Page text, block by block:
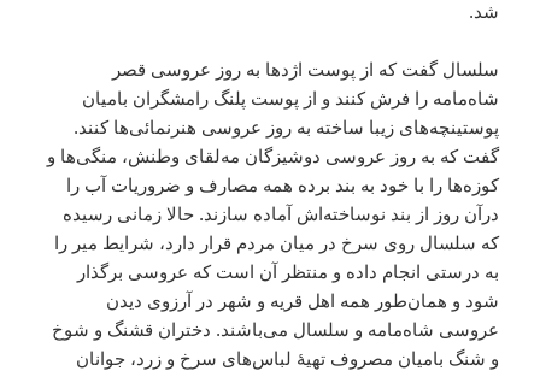
شد.
سلسال گفت که از پوست اژدها به روز عروسی قصر
شاه‌مامه را فرش کنند و از پوست پلنگ رامشگران بامیان
پوستینچه‌های زیبا ساخته به روز عروسی هنرنمائی‌ها کنند.
گفت که به روز عروسی دوشیزگان مه‌لقای وطنش، منگی‌ها و
کوزه‌ها را با خود به بند برده همه مصارف و ضروریات آب را
درآن روز از بند نوساخته‌اش آماده سازند. حالا زمانی رسیده
که سلسال روی سرخ در میان مردم قرار دارد، شرایط میر را
به درستی انجام داده و منتظر آن است که عروسی برگذار
شود و همان‌طور همه اهل قریه و شهر در آرزوی دیدن
عروسی شاه‌مامه و سلسال می‌باشند. دختران قشنگ و شوخ
و شنگ بامیان مصروف تهیۀ لباس‌های سرخ و زرد، جوانان